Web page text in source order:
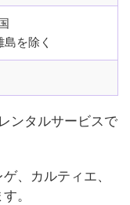
を除く
ンタルサービスで
、カルティエ、
。